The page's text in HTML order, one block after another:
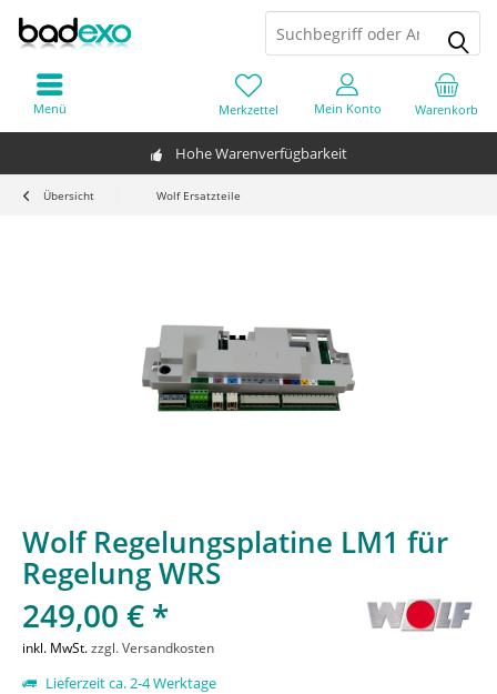
Hohe Warenverfügbarkeit
Warenkorb
Merkzettel Mein Konto
Menü
Übersicht Wolf Ersatzteile
Wolf Regelungsplatine LM1 für
Regelung WRS
249,00 € *
inkl. MwSt.zzgl. Versandkosten
Lieferzeit ca. 2-4 Werktage